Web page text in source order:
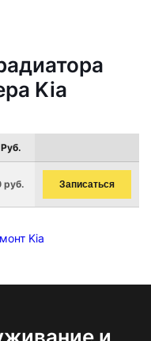
Kia
руб. Записаться
Kia